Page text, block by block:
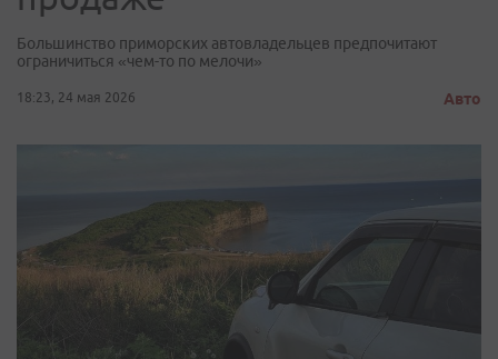
Большинство приморских автовладельцев предпочитают
ограничиться «чем-то по мелочи»
18:23, 24 мая 2026 Авто